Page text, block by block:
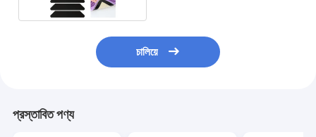
চালিয়ে
প্রস্তাবিত পণ্য